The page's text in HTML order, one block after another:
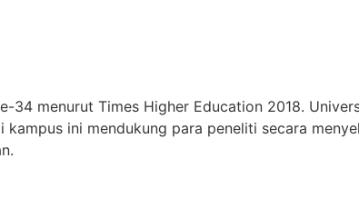
menurut Times Higher Education 2018.
ini mendukung para peneliti secara